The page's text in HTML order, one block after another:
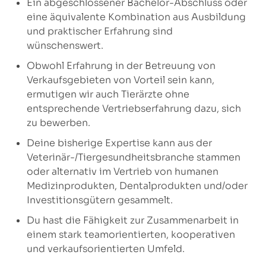
Ein abgeschlossener Bachelor-Abschluss oder
eine äquivalente Kombination aus Ausbildung
und praktischer Erfahrung sind
wünschenswert.
Obwohl Erfahrung in der Betreuung von
Verkaufsgebieten von Vorteil sein kann,
ermutigen wir auch Tierärzte ohne
entsprechende Vertriebserfahrung dazu, sich
zu bewerben.
Deine bisherige Expertise kann aus der
Veterinär-/Tiergesundheitsbranche stammen
oder alternativ im Vertrieb von humanen
Medizinprodukten, Dentalprodukten und/oder
Investitionsgütern gesammelt.
Du hast die Fähigkeit zur Zusammenarbeit in
einem stark teamorientierten, kooperativen
und verkaufsorientierten Umfeld.